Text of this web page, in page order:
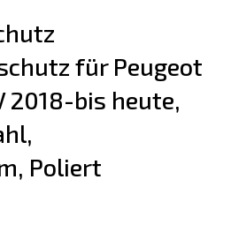
für Peugeot
2018-bis heute,
Poliert